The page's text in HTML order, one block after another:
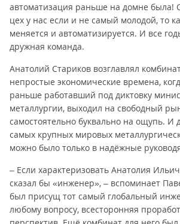
автоматизация раньше на домне была!
цех у нас если и не самый молодой, то
меняется и автоматизируется. И все
дружная команда.
Анатолий Стариков возглавлял
непростые экономические времена,
раньше работавший под диктовку
металлургии, выходил на свободный
самостоятельно буквально на ощупь. И
самых крупных мировых
можно было только в надёжные
– Если характеризовать Анатолия
сказал бы «инженер», – вспоминает
был присущ тот самый глобальный
любому вопросу, всесторонняя